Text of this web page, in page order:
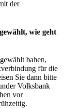
der
wie geht
haben,
für die
Sie dann bitte
Volksbank
vor